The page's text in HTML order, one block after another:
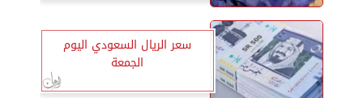
سعر الريال السعودي اليوم
الجمعة